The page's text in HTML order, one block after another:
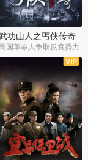
功山人之丐侠传奇
民国革命人争取反袁势力
35集